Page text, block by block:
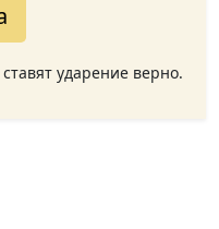
ударение верно.